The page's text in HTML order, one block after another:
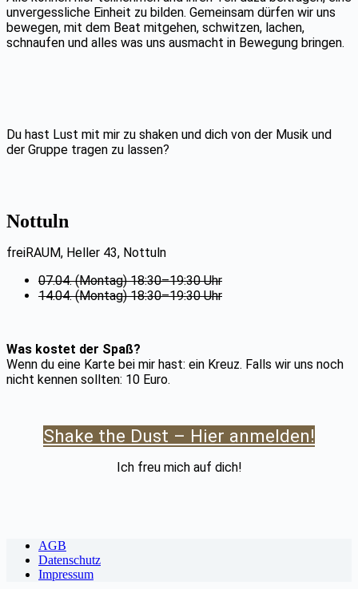
unvergessliche Einheit zu bilden. Gemeinsam dürfen wir uns
bewegen, mit dem Beat mitgehen, schwitzen, lachen,
schnaufen und alles was uns ausmacht in Bewegung bringen.
Du hast Lust mit mir zu shaken und dich von der Musik und
der Gruppe tragen zu lassen?
Nottuln
freiRAUM, Heller 43, Nottuln
07.04. (Montag) 18:30–19:30 Uhr
14.04. (Montag) 18:30–19:30 Uhr
Was kostet der Spaß?
Wenn du eine Karte bei mir hast: ein Kreuz. Falls wir uns noch
nicht kennen sollten: 10 Euro.
Shake the Dust – Hier anmelden!
Ich freu mich auf dich!
AGB
Datenschutz
Impressum